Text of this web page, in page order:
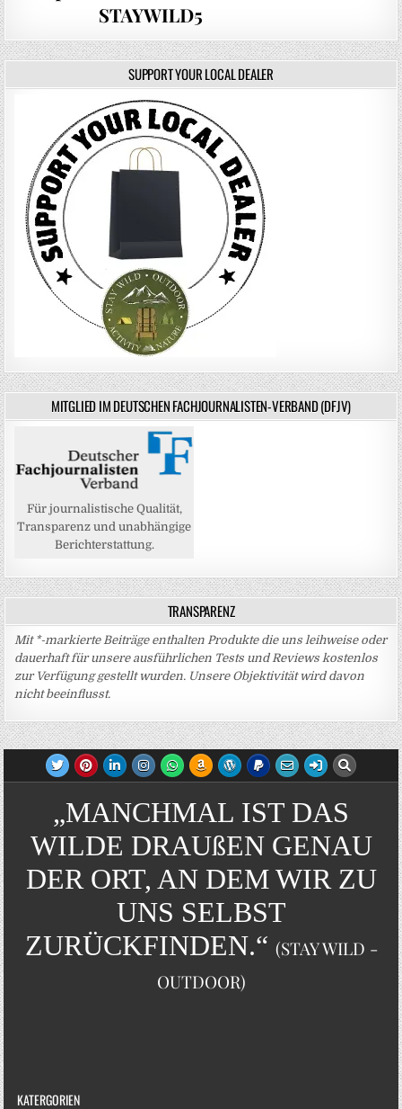
SUPPORT YOUR LOCAL DEALER
MITGLIED IM DEUTSCHEN FACHJOURNALISTEN-VERBAND (DFJV)
Für journalistische Qualität,
Transparenz und unabhängige
Berichterstattung.
TRANSPARENZ
Mit *-markierte Beiträge enthalten Produkte die uns leihweise oder
dauerhaft für unsere ausführlichen Tests und Reviews kostenlos
zur Verfügung gestellt wurden. Unsere Objektivität wird davon
nicht beeinflusst.
„MANCHMAL IST DAS
WILDE DRAUßEN GENAU
DER ORT, AN DEM WIR ZU
UNS SELBST
ZURÜCKFINDEN.“ (STAY WILD -
OUTDOOR)
KATERGORIEN